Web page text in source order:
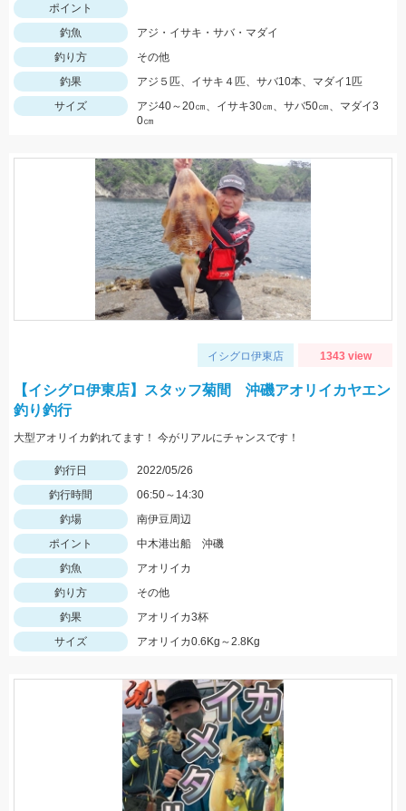
ポイント
釣魚
アジ・イサキ・サバ・マダイ
釣り方
その他
釣果
アジ５匹、イサキ４匹、サバ10本、マダイ1匹
サイズ
アジ40～20㎝、イサキ30㎝、サバ50㎝、マダイ3
0㎝
イシグロ伊東店 1343 view
【イシグロ伊東店】スタッフ菊間 沖磯アオリイカヤエン
釣り釣行
大型アオリイカ釣れてます！ 今がリアルにチャンスです！
釣行日
2022/05/26
釣行時間
06:50～14:30
釣場
南伊豆周辺
ポイント
中木港出船 沖磯
釣魚
アオリイカ
釣り方
その他
釣果
アオリイカ3杯
サイズ
アオリイカ0.6Kg～2.8Kg